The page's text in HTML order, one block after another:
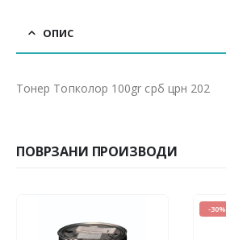
ОПИС
Тонер Топколор 100gr срб црн 202
ПОВРЗАНИ ПРОИЗВОДИ
-30%